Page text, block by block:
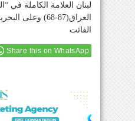
لبنان العلامة الكاملة في
الفائت
Share this on WhatsApp